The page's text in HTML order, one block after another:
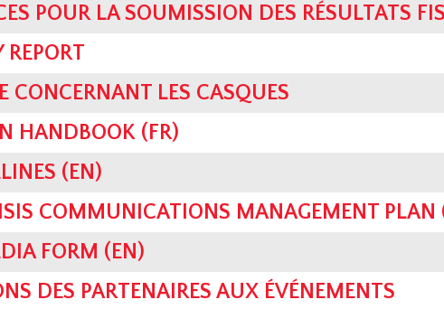
POUR LA SOUMISSION DES RÉSULTATS FIS
REPORT
CONCERNANT LES CASQUES
HANDBOOK (FR)
(EN)
COMMUNICATIONS MANAGEMENT PLAN
FORM (EN)
DES PARTENAIRES AUX ÉVÉNEMENTS